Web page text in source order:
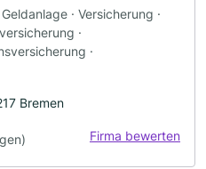
· Versicherung ·
·
·
Bremen
Firma bewerten